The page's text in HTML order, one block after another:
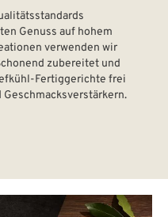
Genuss auf hohem
verwenden wir
zubereitet und
Fertiggerichte frei